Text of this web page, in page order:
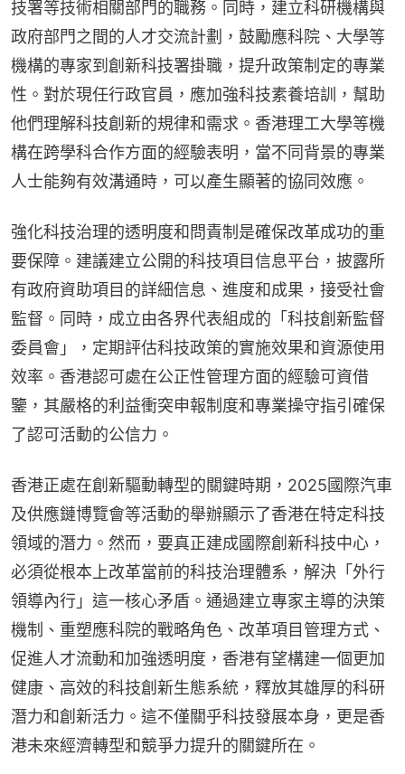
技署等技術相關部門的職務。同時，建立科研機構與
政府部門之間的人才交流計劃，鼓勵應科院、大學等
機構的專家到創新科技署掛職，提升政策制定的專業
性。對於現任行政官員，應加強科技素養培訓，幫助
他們理解科技創新的規律和需求。香港理工大學等機
構在跨學科合作方面的經驗表明，當不同背景的專業
人士能夠有效溝通時，可以產生顯著的協同效應。
強化科技治理的透明度和問責制是確保改革成功的重
要保障。建議建立公開的科技項目信息平台，披露所
有政府資助項目的詳細信息、進度和成果，接受社會
監督。同時，成立由各界代表組成的「科技創新監督
委員會」，定期評估科技政策的實施效果和資源使用
效率。香港認可處在公正性管理方面的經驗可資借
鑒，其嚴格的利益衝突申報制度和專業操守指引確保
了認可活動的公信力。
香港正處在創新驅動轉型的關鍵時期，2025國際汽車
及供應鏈博覽會等活動的舉辦顯示了香港在特定科技
領域的潛力。然而，要真正建成國際創新科技中心，
必須從根本上改革當前的科技治理體系，解決「外行
領導內行」這一核心矛盾。通過建立專家主導的決策
機制、重塑應科院的戰略角色、改革項目管理方式、
促進人才流動和加強透明度，香港有望構建一個更加
健康、高效的科技創新生態系統，釋放其雄厚的科研
潛力和創新活力。這不僅關乎科技發展本身，更是香
港未來經濟轉型和競爭力提升的關鍵所在。